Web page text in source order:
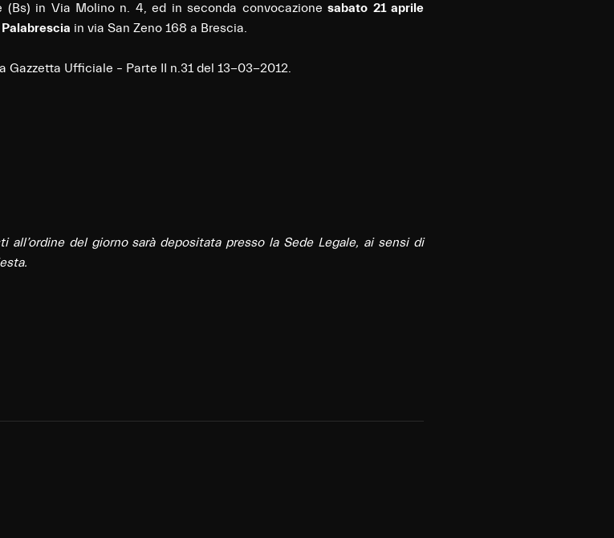
(Bs) in Via Molino n. 4, ed in seconda convocazionesabato 21 aprile
in via San Zeno 168 a Brescia.
Gazzetta Ufficiale – Parte II n.31 del 13-03-2012.
all’ordine del giorno sarà depositata presso la Sede Legale, ai sensi di